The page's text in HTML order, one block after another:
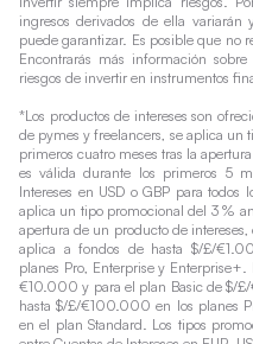
ingresos derivados de ella
puede garantizar. Es posible que no
Encontrarás más información
riesgos de invertir en instrumentos
*Los productos de intereses son
de pymes y freelancers, se aplica un
primeros cuatro meses tras la
es válida durante los primeros 5
Intereses en USD o GBP para todos
aplica un tipo promocional del 3 %
apertura de un producto de
aplica a fondos de hasta $/£/
planes Pro, Enterprise y
€10.000 y para el plan Basic de $/
hasta $/£/€100.000 en los planes
en el plan Standard. Los tipos